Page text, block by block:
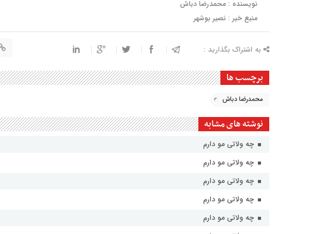
نویسنده : محمدرضا دباش
منبع خبر : نصیر بوشهر
به اشتراک بگذارید :
برچسب ها
محمدرضا دباش
نوشته های مشابه
چه ولاتی مو دارم
چه ولاتی مو دارم
چه ولاتی مو دارم
چه ولاتی مو دارم
چه ولاتی مو دارم